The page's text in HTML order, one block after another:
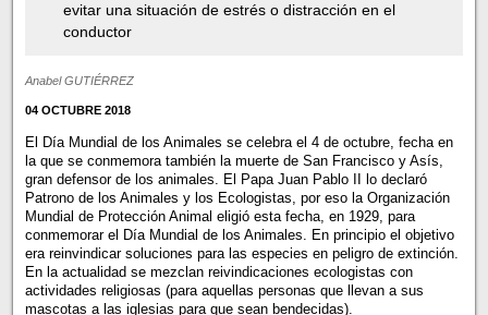
evitar una situación de estrés o distracción en el
conductor
Anabel GUTIÉRREZ
04 OCTUBRE 2018
El Día Mundial de los Animales se celebra el 4 de octubre, fecha en
la que se conmemora también la muerte de San Francisco y Asís,
gran defensor de los animales. El Papa Juan Pablo II lo declaró
Patrono de los Animales y los Ecologistas, por eso la Organización
Mundial de Protección Animal eligió esta fecha, en 1929, para
conmemorar el Día Mundial de los Animales. En principio el objetivo
era reinvindicar soluciones para las especies en peligro de extinción.
En la actualidad se mezclan reivindicaciones ecologistas con
actividades religiosas (para aquellas personas que llevan a sus
mascotas a las iglesias para que sean bendecidas).